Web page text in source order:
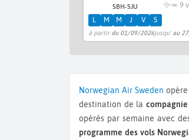
SBH-SJU ≃ 9
à partir du 01/09/2026jusqu'au
L M M J V S
Norwegian Air Sweden
destination de la
opérés par semaine avec
programme des vols